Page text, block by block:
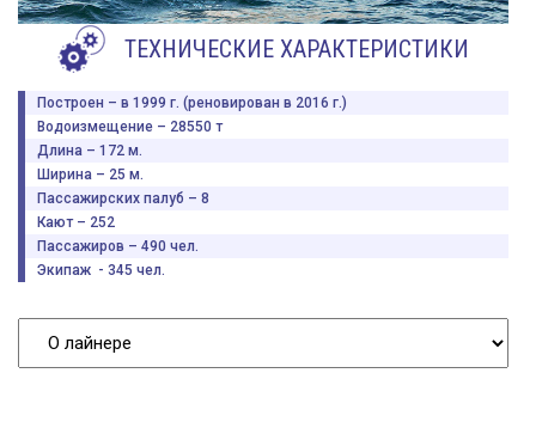
ТЕХНИЧЕСКИЕ ХАРАКТЕРИСТИКИ
Построен – в 1999 г. (реновирован в 2016 г.)
Водоизмещение – 28550 т
Длина – 172 м.
Ширина – 25 м.
Пассажирских палуб – 8
Кают – 252
Пассажиров – 490 чел.
Экипаж - 345 чел.